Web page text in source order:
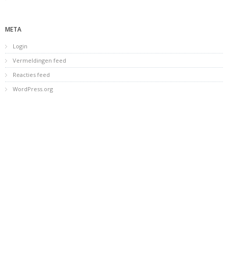
META
Login
Vermeldingen feed
Reacties feed
WordPress.org